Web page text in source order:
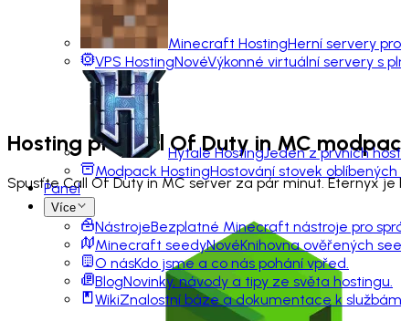
Minecraft HostingHerní servery
VPS HostingNovéVýkonné virtuální servery s
Hytale HostingJeden z prvních
Modpack HostingHostování stovek oblíbených
Panel
Více
NástrojeBezplatné Minecraft nástroje pro
Minecraft seedyNovéKnihovna ověřených
O násKdo jsme a co nás pohání vpřed.
BlogNovinky, návody a tipy ze světa hostingu.
WikiZnalostní báze a dokumentace k
Hosting pro Call Of Duty in MC
Spusťte Call Of Duty in MC server za pár minut. Eternyx